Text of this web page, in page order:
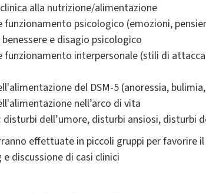
alla nutrizione/alimentazione
funzionamento psicologico (emozioni,
e disagio psicologico
funzionamento interpersonale (stili di
del DSM-5 (anoressia,
nell’arco di vita
dell’umore, disturbi ansiosi,
effettuate in piccoli gruppi per favorire
discussione di casi clinici